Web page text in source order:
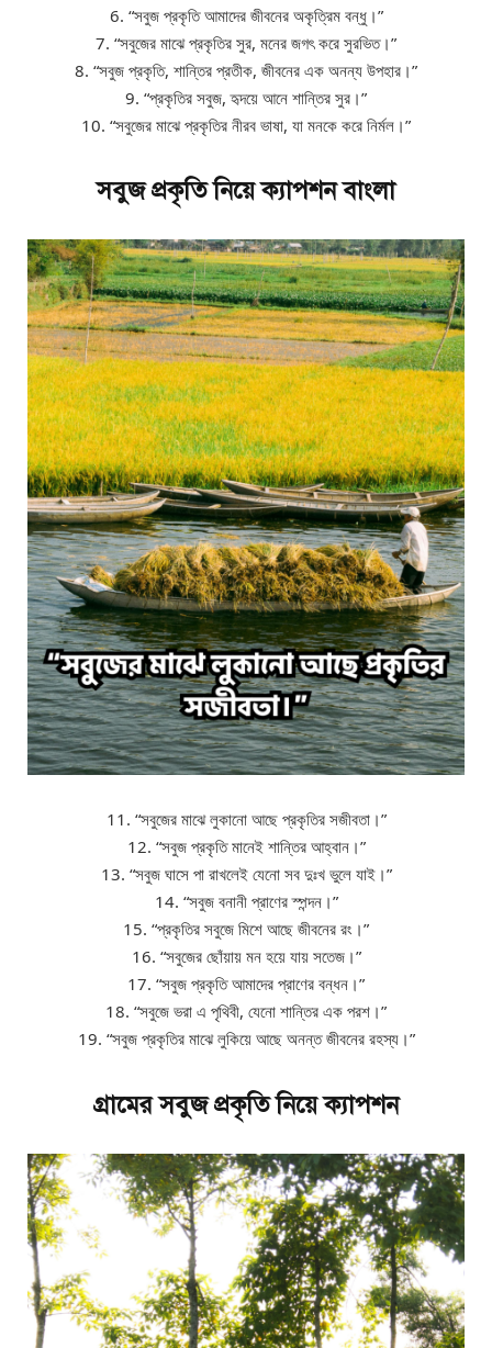
6. “সবুজ প্রকৃতি আমাদের জীবনের অকৃত্রিম বন্ধু।”
7. “সবুজের মাঝে প্রকৃতির সুর, মনের জগৎ করে সুরভিত।”
8. “সবুজ প্রকৃতি, শান্তির প্রতীক, জীবনের এক অনন্য উপহার।”
9. “প্রকৃতির সবুজ, হৃদয়ে আনে শান্তির সুর।”
10. “সবুজের মাঝে প্রকৃতির নীরব ভাষা, যা মনকে করে নির্মল।”
সবুজ প্রকৃতি নিয়ে ক্যাপশন বাংলা
11. “সবুজের মাঝে লুকানো আছে প্রকৃতির সজীবতা।”
12. “সবুজ প্রকৃতি মানেই শান্তির আহ্বান।”
13. “সবুজ ঘাসে পা রাখলেই যেনো সব দুঃখ ভুলে যাই।”
14. “সবুজ বনানী প্রাণের স্পন্দন।”
15. “প্রকৃতির সবুজে মিশে আছে জীবনের রং।”
16. “সবুজের ছোঁয়ায় মন হয়ে যায় সতেজ।”
17. “সবুজ প্রকৃতি আমাদের প্রাণের বন্ধন।”
18. “সবুজে ভরা এ পৃথিবী, যেনো শান্তির এক পরশ।”
19. “সবুজ প্রকৃতির মাঝে লুকিয়ে আছে অনন্ত জীবনের রহস্য।”
গ্রামের সবুজ প্রকৃতি নিয়ে ক্যাপশন